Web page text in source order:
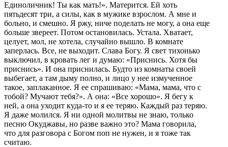
Единоличник! Ты как мать!». Матерится. Ей хоть
пятьдесят три, а силы, как в мужике взрослом. А мне и
больно, и смешно. Я ржу, ниче поделать не могу, а она еще
больше звереет. Потом остановилась. Устала. Хватает,
целует, мол, не хотела, случайно вышло. В комнате
заперлась. Все, не выходит. Слава Богу. Я свет тихонько
выключил, в кровать лег и думаю: «Приснись. Хотя бы
приснись». И она приснилась. Будто из комнаты своей
выбегает, а там дыму полно, и лицо у нее измученное
такое, заплаканное. Я ее спрашиваю: «Мама, мама, что с
тобой? Мучают тебя?». А она: «Все хорошо». Я бегу к
ней, а она уходит куда-то и я ее теряю. Каждый раз теряю.
Я даже молился. Я ни одной молитвы не знаю, только
песню Окуджавы, но разве важно это? Мама говорила,
что для разговора с Богом поп не нужен, и я тоже так
считаю.